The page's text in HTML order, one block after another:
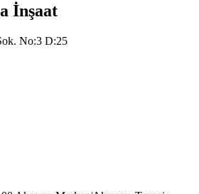
İnşaat
No:3 D:25